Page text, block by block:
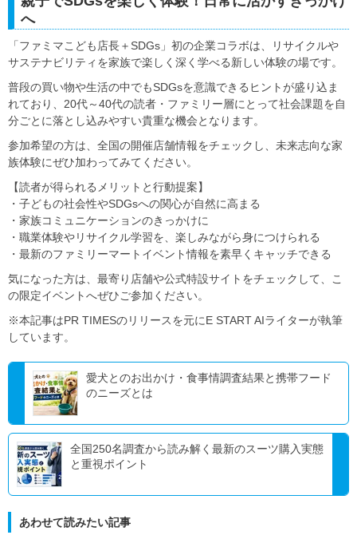
へ
「ファミマこども店長＋SDGs」初の企業コラボは、リサイクルや
サステナビリティを家族で楽しく深く学べる新しい体験の場です。
普段の買い物や生活の中でもSDGsを意識できるヒントが盛り込ま
れており、20代～40代の読者・ファミリー層にとって社会課題を自
分ごとに落とし込みやすい貴重な機会となります。
参加希望の方は、全国の開催店舗情報をチェックし、未来志向な家
族体験にぜひ加わってみてください。
【読者が得られるメリットと行動提案】
・子どもの社会性やSDGsへの関心が自然に高まる
・家族コミュニケーションのきっかけに
・職業体験やリサイクル学習を、楽しみながら身につけられる
・最新のファミリーマートイベント情報を素早くキャッチできる
気になった方は、最寄り店舗や公式特設サイトをチェックして、こ
の限定イベントへぜひご参加ください。
※本記事はPR TIMESのリリースを元にE START AIライターが執筆
しています。
愛犬とのお出かけ・食事情調査結果と携帯フード
のニーズとは
全国250名調査から読み解く最新のスーツ購入実態
と重視ポイント
あわせて読みたい記事